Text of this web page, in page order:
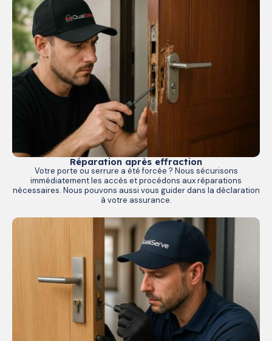
Réparation après effraction
Votre porte ou serrure a été forcée ? Nous sécurisons
immédiatement les accès et procédons aux réparations
nécessaires. Nous pouvons aussi vous guider dans la déclaration
à votre assurance.